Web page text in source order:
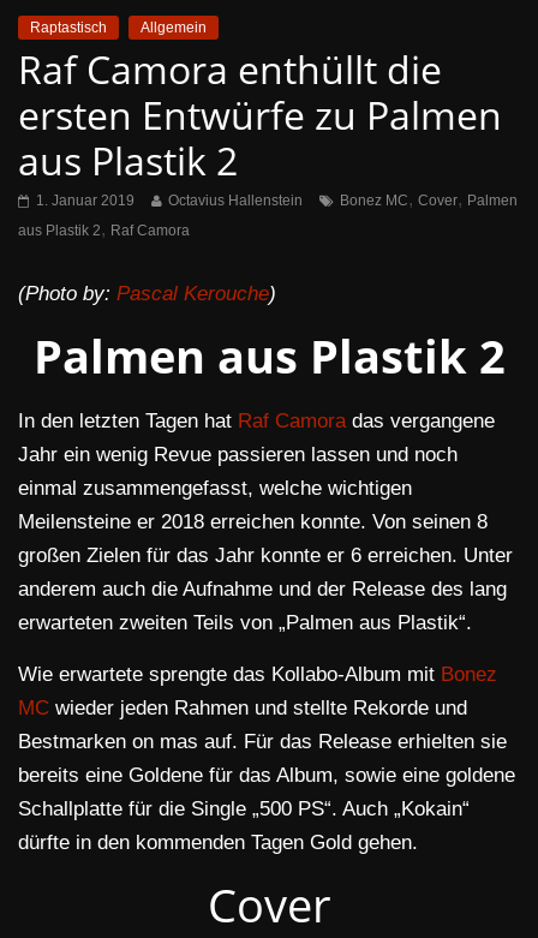
Raptastisch Allgemein
Raf Camora enthüllt die
ersten Entwürfe zu Palmen
aus Plastik 2
1. Januar 2019 Octavius Hallenstein Bonez MC, Cover, Palmen
aus Plastik 2, Raf Camora
(Photo by: Pascal Kerouche)
Palmen aus Plastik 2
In den letzten Tagen hat Raf Camoradas vergangene
Jahr ein wenig Revue passieren lassen und noch
einmal zusammengefasst, welche wichtigen
Meilensteine er 2018 erreichen konnte. Von seinen 8
großen Zielen für das Jahr konnte er 6 erreichen. Unter
anderem auch die Aufnahme und der Release des lang
erwarteten zweiten Teils von „Palmen aus Plastik“.
Wie erwartete sprengte das Kollabo-Album mit Bonez
MC wieder jeden Rahmen und stellte Rekorde und
Bestmarken on mas auf. Für das Release erhielten sie
bereits eine Goldene für das Album, sowie eine goldene
Schallplatte für die Single „500 PS“. Auch „Kokain“
dürfte in den kommenden Tagen Gold gehen.
Cover